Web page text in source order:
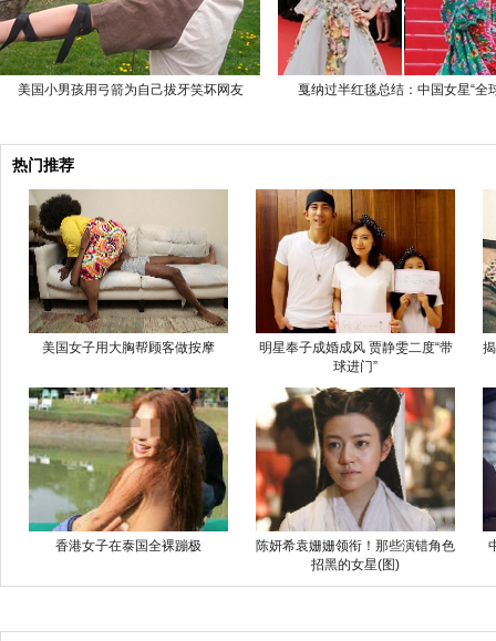
美国小男孩用弓箭为自己拔牙笑坏网友 戛纳过半红毯总结：中国女星“全
热门推荐
美国女子用大胸帮顾客做按摩
明星奉子成婚成风 贾静雯二度“带
球进门”
香港女子在泰国全裸蹦极
陈妍希袁姗姗领衔！那些演错角色
招黑的女星(图)